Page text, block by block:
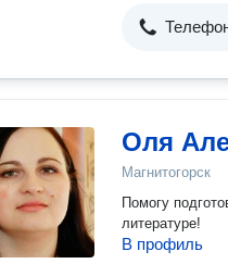
Оля
Магнитогорск
Помогу
литературе!
В профиль